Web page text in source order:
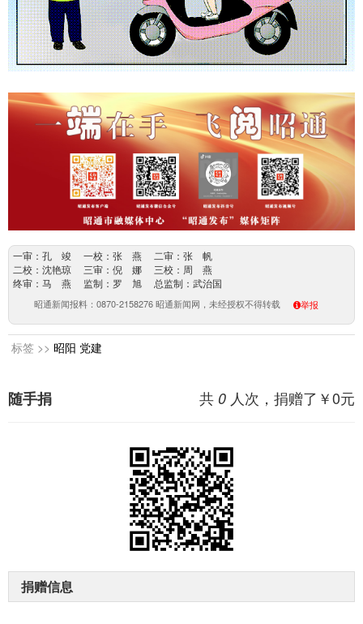
一审：孔 竣 一校：张 燕 二审：张 帆
二校：沈艳琼 三审：倪 娜 三校：周 燕
终审：马 燕 监制：罗 旭 总监制：武治国
昭通新闻报料：0870-2158276 昭通新闻网，未经授权不得转载 举报
标签 >> 昭阳 党建
共 0 人次，捐赠了￥0元
随手捐
捐赠信息